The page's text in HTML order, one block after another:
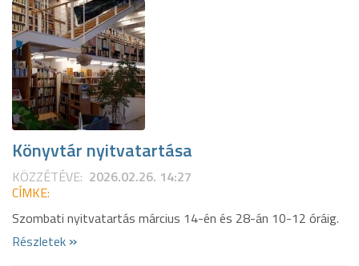
Könyvtár nyitvatartása
KÖZZÉTÉVE: 2026.02.26. 14:27
CÍMKE:
Szombati nyitvatartás március 14-én és 28-án 10-12 óráig.
Részletek »